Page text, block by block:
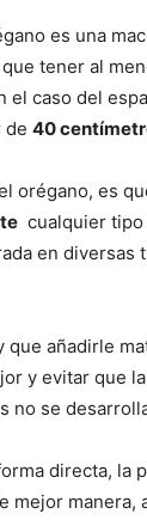
es una
tener al
el caso del
de 40
orégano, es
cualquier
en diversas
que añadirle
y evitar que
no se
directa, la
mejor manera,